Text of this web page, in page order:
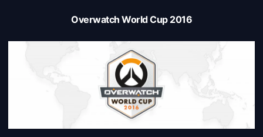
Overwatch World Cup 2016